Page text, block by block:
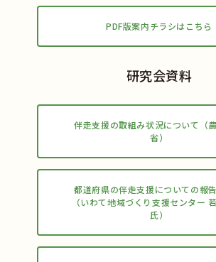
PDF版案内チラシはこちら
研究会資料
伴走支援の取組み状況について（
省）
都道府県の伴走支援についての報
（いわて地域づくり支援センター
氏）